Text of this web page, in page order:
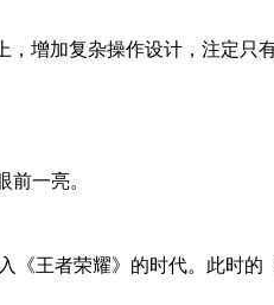
增加复杂操作设计，注定只
一亮。
《王者荣耀》的时代。此时的